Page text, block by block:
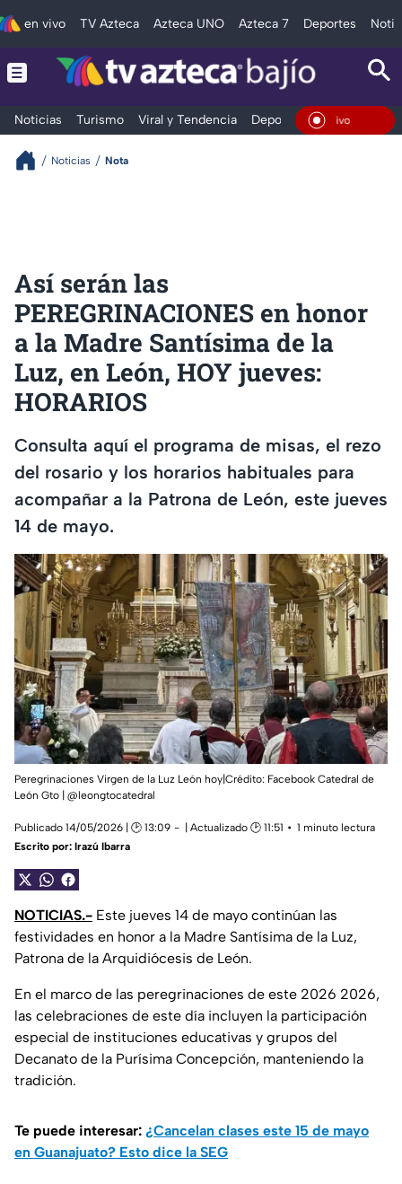
en vivo TV Azteca Azteca UNO Azteca 7 Deportes
Noticias Turismo Viral y Tendencia Deportes Espectáculos
En Vivo
Noticias Nota
Así serán las
PEREGRINACIONES en honor
a la Madre Santísima de la
Luz, en León, HOY jueves:
HORARIOS
Consulta aquí el programa de misas, el rezo
del rosario y los horarios habituales para
acompañar a la Patrona de León, este jueves
14 de mayo.
Peregrinaciones Virgen de la Luz León hoy|Crédito: Facebook Catedral de
León Gto | @leongtocatedral
Publicado 14/05/2026 | 🕑 13:09 | Actualizado 🕑 11:51
1 minuto lectura
Escrito por: Irazú Ibarra
NOTICIAS.- Este jueves 14 de mayo continúan las
festividades en honor a la Madre Santísima de la Luz,
Patrona de la Arquidiócesis de León.
En el marco de las peregrinaciones de este 2026 2026,
las celebraciones de este día incluyen la participación
especial de instituciones educativas y grupos del
Decanato de la Purísima Concepción, manteniendo la
tradición.
Te puede interesar: ¿Cancelan clases este 15 de mayo
en Guanajuato? Esto dice la SEG